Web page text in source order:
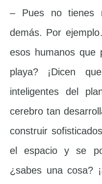
– Pues no tienes
demás. Por
esos humanos que
playa? ¡Dicen
inteligentes del
cerebro tan
construir
el espacio y se
¿sabes una cosa?